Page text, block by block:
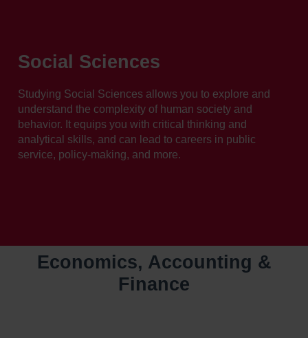
Social Sciences
Studying Social Sciences allows you to explore and
understand the complexity of human society and
behavior. It equips you with critical thinking and
analytical skills, and can lead to careers in public
service, policy-making, and more.
Economics, Accounting &
Finance